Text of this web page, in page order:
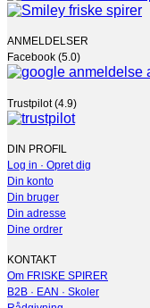
ANMELDELSER
Facebook (5.0)
Trustpilot (4.9)
DIN PROFIL
Log in · Opret dig
Din konto
Din bruger
Din adresse
Dine ordrer
KONTAKT
Om FRISKE SPIRER
B2B · EAN · Skoler
Rådgivning